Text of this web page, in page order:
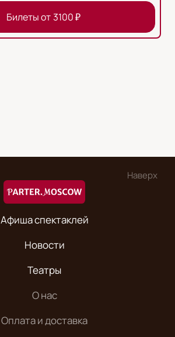
Билеты от 3100₽
Наверх
Афиша спектаклей
Новости
Театры
О нас
Оплата и доставка